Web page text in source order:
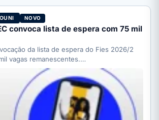
NOVO
convoca lista de espera com 75 mil
da lista de espera do Fies 2026/2
vagas remanescentes.…